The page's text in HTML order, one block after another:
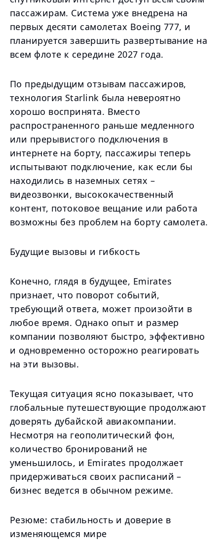
пассажирам. Система уже внедрена на
первых десяти самолетах Boeing 777, и
планируется завершить развертывание на
всем флоте к середине 2027 года.
По предыдущим отзывам пассажиров,
технология Starlink была невероятно
хорошо воспринята. Вместо
распространенного раньше медленного
или прерывистого подключения в
интернете на борту, пассажиры теперь
испытывают подключение, как если бы
находились в наземных сетях –
видеозвонки, высококачественный
контент, потоковое вещание или работа
возможны без проблем на борту самолета.
Будущие вызовы и гибкость
Конечно, глядя в будущее, Emirates
признает, что поворот событий,
требующий ответа, может произойти в
любое время. Однако опыт и размер
компании позволяют быстро, эффективно
и одновременно осторожно реагировать
на эти вызовы.
Текущая ситуация ясно показывает, что
глобальные путешествующие продолжают
доверять дубайской авиакомпании.
Несмотря на геополитический фон,
количество бронирований не
уменьшилось, и Emirates продолжает
придерживаться своих расписаний –
бизнес ведется в обычном режиме.
Резюме: стабильность и доверие в
изменяющемся мире